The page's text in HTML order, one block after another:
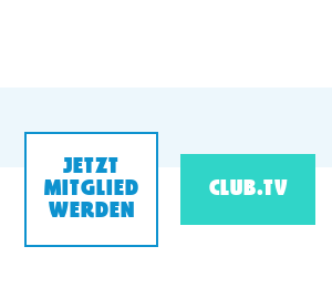
JETZT
MITGLIED
WERDEN
CLUB.TV